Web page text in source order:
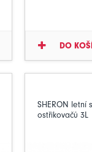
DO
SHERON letní
ostřikovačů 3L